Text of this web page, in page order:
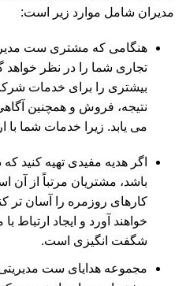
مدیران شامل موارد زیر است:
هنگامی که مشتری ست
تجاری شما را در نظر خواهد
بیشتری را برای خدمات
نتیجه، فروش و همچنین
می یابد. زیرا خدمات شما
اگر هدیه مفیدی تهیه کنید
باشد، مشتریان مرتباً از آن
کارهای روزمره را آسان تر
خواهند آورد و ایجاد ارتباط
شگفت انگیزی است.
مجموعه هدایای ست